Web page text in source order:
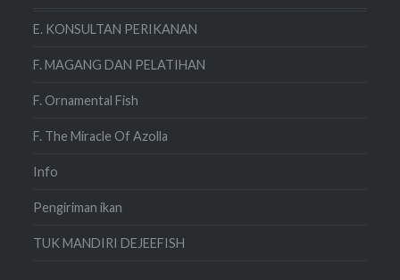
E. KONSULTAN PERIKANAN
F. MAGANG DAN PELATIHAN
F. Ornamental Fish
F. The Miracle Of Azolla
Info
Pengiriman ikan
TUK MANDIRI DEJEEFISH